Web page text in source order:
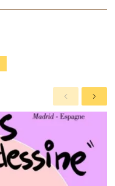
A
n
t
i
o
r
S
i
i